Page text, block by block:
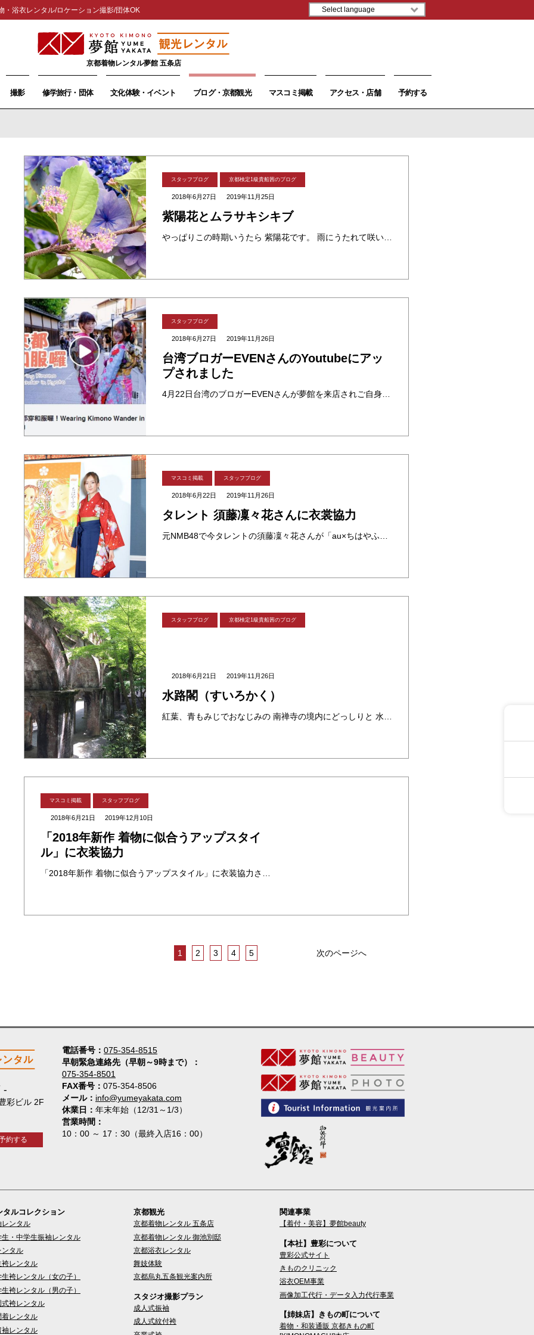
・浴衣レンタル/ロケーション撮影/団体OK
京都着物レンタル夢館 五条店
撮影 修学旅行・団体 文化体験・イベント ブログ・京都観光 マスコミ掲載 アクセス・店舗 予約する
スタッフブログ 京都検定1級貴船茜のブログ
2018年6月27日 2019年11月25日
紫陽花とムラサキシキブ
やっぱりこの時期いうたら 紫陽花です。 雨にうたれて咲いてる愛らしい姿は 梅雨の季節を楽しうさせてくれます。 紫陽花という文字からわかるように 紫色をまず思い浮かべます。 凛とした落ち着きある紫色は 京都人の大好きな色で ・・・
スタッフブログ
2018年6月27日 2019年11月26日
台湾ブロガーEVENさんのYoutubeにアッ
プされました
4月22日台湾のブロガーEVENさんが夢館を来店されご自身のYoutube、Instagram、Facebookにアップして下さいました。 EVENさんはお母様とご来店されプレミアムプランの花柄がかわいくゴージャスな振袖 ・・・
マスコミ掲載 スタッフブログ
2018年6月22日 2019年11月26日
タレント 須藤凜々花さんに衣裳協力
スタッフブログ 京都検定1級貴船茜のブログ
2018年6月21日 2019年11月26日
水路閣（すいろかく）
紅葉、青もみじでおなじみの 南禅寺の境内にどっしりと 水路閣が構えています。 明治時代に琵琶湖の水を京都に 引きこまはった琵琶湖疏水の 分線を通すために建てられました。 恐れ多いお寺の境内に そんな西洋式の建物なんぞ！ ・・・
マスコミ掲載 スタッフブログ
2018年6月21日 2019年12月10日
「2018年新作 着物に似合うアップスタイ
ル」に衣装協力
「2018年新作 着物に似合うアップスタイル」に衣装協力させて頂きました。有名美容師 新井唯夫さんも毎回特集されている人気ヘアカタログです。 衣裳協力として「京都着物レンタル夢館」の名前も掲載して頂きました。ありがとうご ・・・
1 2 3 4 5 次のページへ
電話番号
075-354-8515
早朝緊急連絡先（早朝～9時まで）
075-354-8501
FAX番号
075-354-8506
メール
info@yumeyakata.com
休業日
年末年始（12/31～1/3）
営業時間
10：00 ～ 17：30（最終入店16：00）
彩ビル 2F
約する
タルコレクション
レンタル
生・中学生振袖レンタル
ンタル
袴レンタル
袴レンタル（女の子）
袴レンタル（男の子）
式袴レンタル
着レンタル
袖レンタル
京都観光
京都着物レンタル 五条店
京都着物レンタル 御池別邸
京都浴衣レンタル
舞妓体験
京都烏丸五条観光案内所
スタジオ撮影プラン
成人式振袖
成人式紋付袴
関連事業
【着付・美容】夢館beauty
【本社】豊彩について
豊彩公式サイト
きものクリニック
浴衣OEM事業
画像加工代行・データ入力代行事業
【姉妹店】きもの町について
着物・和装通販 京都きもの町